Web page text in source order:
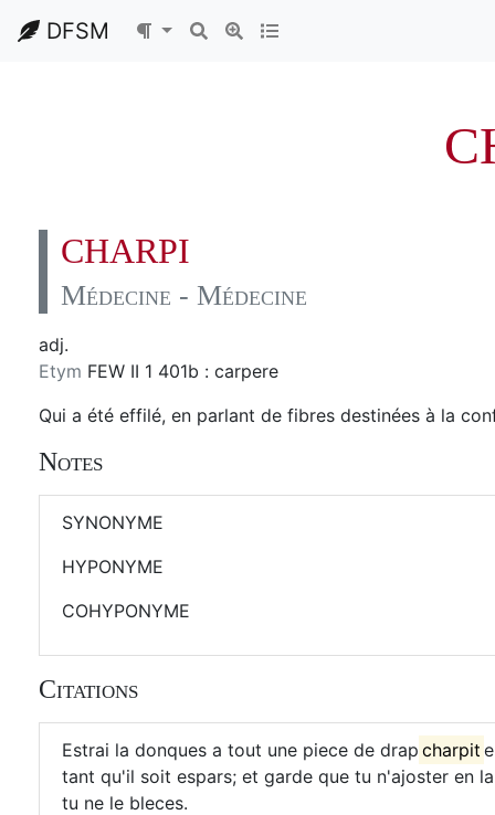
DFSM
CHARPI
Médecine - Médecine
adj.
Etym FEW II 1 401b : carpere
Qui a été effilé, en parlant de fibres destinées à la
Notes
SYNONYME
HYPONYME
COHYPONYME
Citations
Estrai la donques a tout une piece de drap charpit
tant qu'il soit espars; et garde que tu n'ajoster en
tu ne le bleces.